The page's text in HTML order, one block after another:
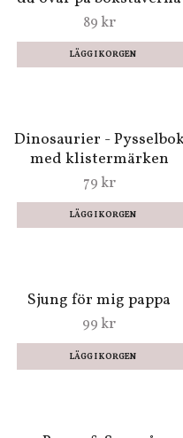
19 kr
ABC-leken - Spelet där
du övar på bokstäverna
89 kr
Dinosaurier - Pysselbok
med klistermärken
79 kr